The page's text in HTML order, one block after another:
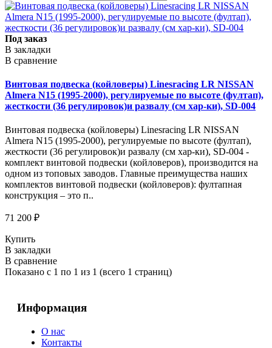
Под заказ
В закладки
В сравнение
Винтовая подвеска (койловеры) Linesracing LR NISSAN
Almera N15 (1995-2000), регулируемые по высоте (фултап),
жесткости (36 регулировок)и развалу (см хар-ки), SD-004
Винтовая подвеска (койловеры) Linesracing LR NISSAN
Almera N15 (1995-2000), регулируемые по высоте (фултап),
жесткости (36 регулировок)и развалу (см хар-ки), SD-004 -
комплект винтовой подвески (койловеров), производится на
одном из топовых заводов. Главные преимущества наших
комплектов винтовой подвески (койловеров): фултапная
конструкция – это п..
71 200 ₽
Купить
В закладки
В сравнение
Показано с 1 по 1 из 1 (всего 1 страниц)
Информация
О нас
Контакты